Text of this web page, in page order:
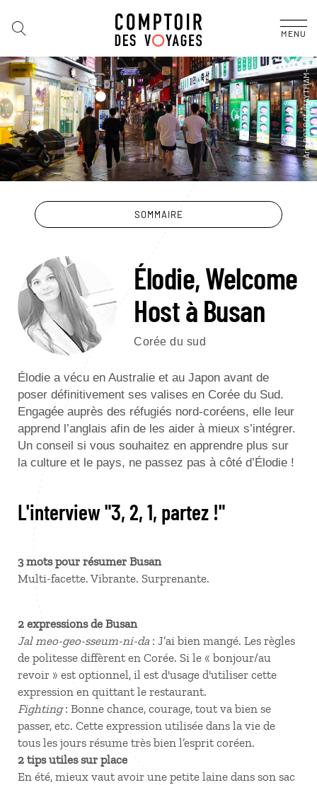
MENU
SOMMAIRE
Élodie, Welcome
Host à Busan
Corée du sud
Élodie a vécu en Australie et au Japon avant de
poser définitivement ses valises en Corée du Sud.
Engagée auprès des réfugiés nord-coréens, elle leur
apprend l’anglais afin de les aider à mieux s’intégrer.
Un conseil si vous souhaitez en apprendre plus sur
la culture et le pays, ne passez pas à côté d’Élodie !
L'interview "3, 2, 1, partez !"
3 mots pour résumer Busan
Multi-facette. Vibrante. Surprenante.
2 expressions de Busan
Jal meo-geo-sseum-ni-da : J’ai bien mangé. Les règles
de politesse diffèrent en Corée. Si le « bonjour/au
revoir » est optionnel, il est d'usage d'utiliser cette
expression en quittant le restaurant.
Fighting: Bonne chance, courage, tout va bien se
passer, etc. Cette expression utilisée dans la vie de
tous les jours résume très bien l’esprit coréen.
2 tips utiles sur place
En été, mieux vaut avoir une petite laine dans son sac